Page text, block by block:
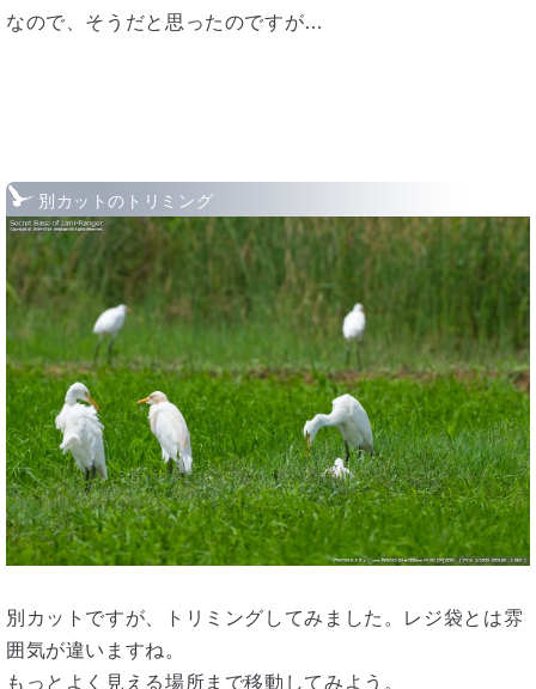
なので、そうだと思ったのですが…
別カットのトリミング
別カットですが、トリミングしてみました。レジ袋とは雰
囲気が違いますね。
もっとよく見える場所まで移動してみよう。